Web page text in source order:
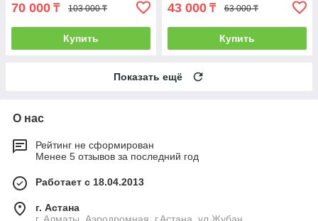
70 000 ₸ 103 000 ₸
Купить
43 000 ₸ 63 000 ₸
Купить
Показать ещё
О нас
Рейтинг не сформирован
Менее 5 отзывов за последний год
Работает с 18.04.2013
г. Астана